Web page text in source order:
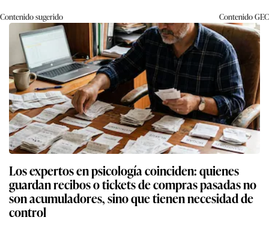
Contenido sugerido ContenidoGEC
Los expertos en psicología coinciden: quienes
guardan recibos o tickets de compras pasadas no
son acumuladores, sino que tienen necesidad de
control